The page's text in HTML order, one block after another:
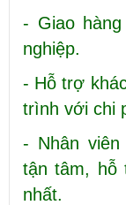
- Giao
nghiệp.
- Hỗ trợ
trình với chi
- Nhân viên
tận tâm, hỗ
nhất.